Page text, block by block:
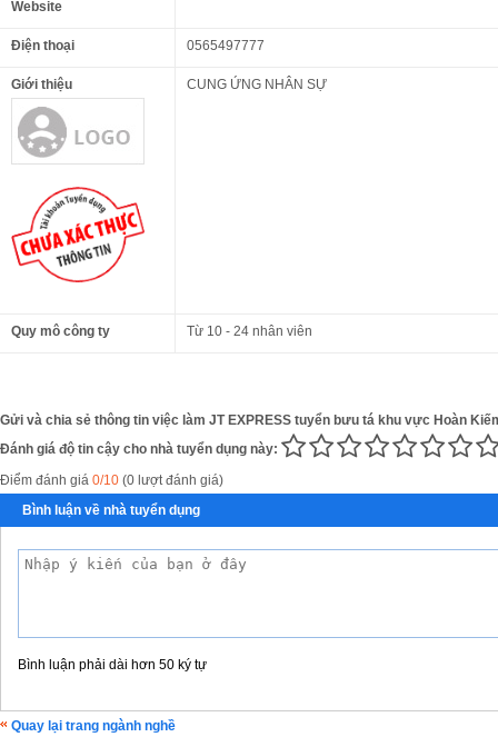
Website
Điện thoại 0565497777
Giới thiệu CUNG ỨNG NHÂN SỰ
Quy mô công ty Từ 10 - 24 nhân viên
Gửi và chia sẻ thông tin việc làm JT EXPRESS tuyển bưu tá khu vực Hoàn
Đánh giá độ tin cậy cho nhà tuyển dụng này:
Điểm đánh giá 0/10 (0 lượt đánh giá)
Bình luận về nhà tuyển dụng
Bình luận phải dài hơn 50 ký tự
Quay lại trang ngành nghề